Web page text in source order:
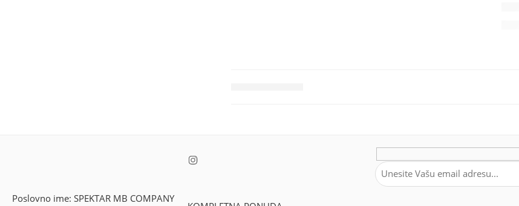
Poslovno ime: SPEKTAR MB COMPANY